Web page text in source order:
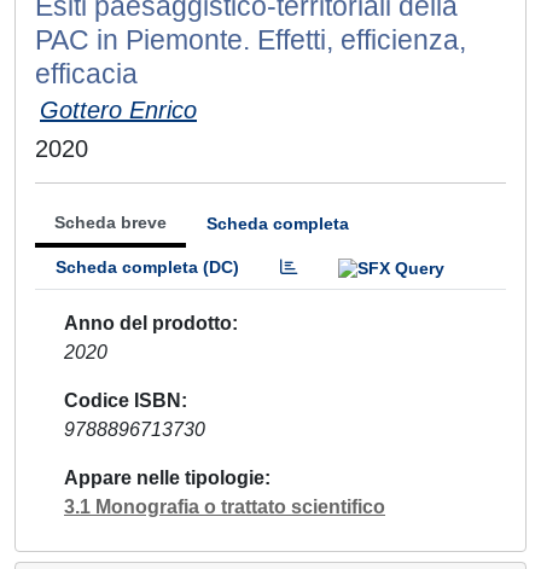
PAC in Piemonte. Effetti, efficienza,
efficacia
Gottero Enrico
2020
Scheda breve Scheda completa
Scheda completa (DC)
Anno del prodotto
2020
Codice ISBN
9788896713730
Appare nelle tipologie
3.1 Monografia o trattato scientifico